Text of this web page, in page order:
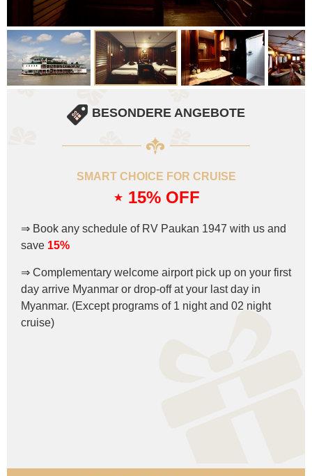
BESONDERE ANGEBOTE
SMART CHOICE FOR CRUISE
⋆ 15% OFF
⇒ Book any schedule of RV Paukan 1947 with us and
save 15%
⇒ Complementary welcome airport pick up on your first
day arrive Myanmar or drop-off at your last day in
Myanmar. (Except programs of 1 night and 02 night
cruise)